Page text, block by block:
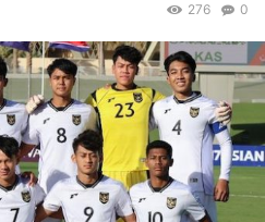
0
276